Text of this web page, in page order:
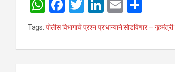
W
h
at
s
F
a
ce
b
T
tt
er
Li
ke
dI
E
m
ail ar
e
Tags: पोलीस विभागाचे प्रश्न प्राधान्याने सोडविणार –